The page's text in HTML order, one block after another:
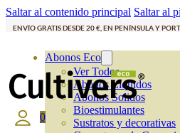
Saltar al contenido principal Saltar al
ENVÍO GRATIS DESDE 20 €, EN PENÍNSULA Y
Abonos Eco
Ver Todos
Abonos Líquidos
Abonos Solidos
Bioestimulantes
Sustratos y decorativas
0